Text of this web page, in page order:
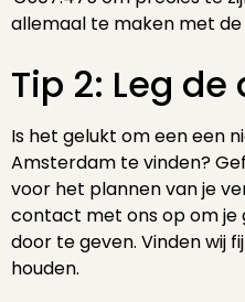
allemaal te maken met
Tip 2: Leg
Is het gelukt om een een
Amsterdam te vinden?
voor het plannen van je
contact met ons op om je
door te geven. Vinden wij
houden.